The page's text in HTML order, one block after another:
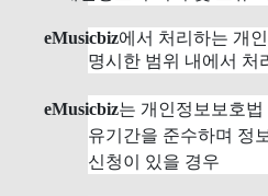
eMusicbiz에서 처리하는 개
명시한 범위 내에서 처
eMusicbiz는 개인정보보호
유기간을 준수하며 정
신청이 있을 경우